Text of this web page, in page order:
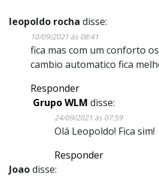
leopoldo rocha disse:
10/09/2021 às 08:41
fica mas com um conforto
cambio automatico fica
Responder
Grupo WLM disse:
24/09/2021 às 07:59
Olá Leopoldo! Fica sim!
Responder
Joaodisse: